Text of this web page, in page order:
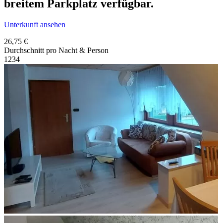
breitem Parkplatz verfügbar.
Unterkunft ansehen
26,75 €
Durchschnitt pro Nacht & Person
1 234